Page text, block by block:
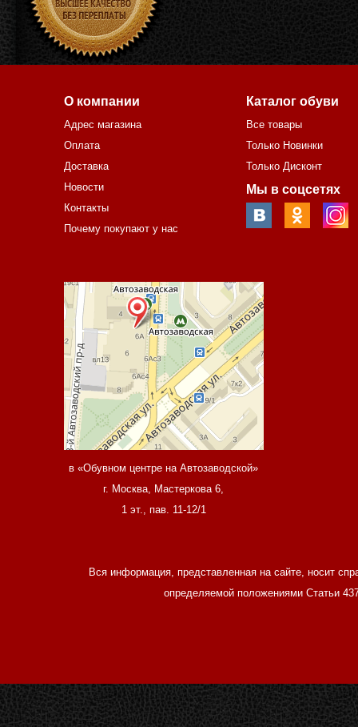
О компании
Адрес магазина
Оплата
Доставка
Новости
Контакты
Почему покупают у нас
Каталог обуви
Все товары
Только Новинки
Только Дисконт
Мы в соцсетях
в «Обувном центре на Автозаводской»
г. Москва, Мастеркова 6,
1 эт., пав. 11-12/1
Вся информация, представленная на сайте, носит
определяемой положениями Статьи